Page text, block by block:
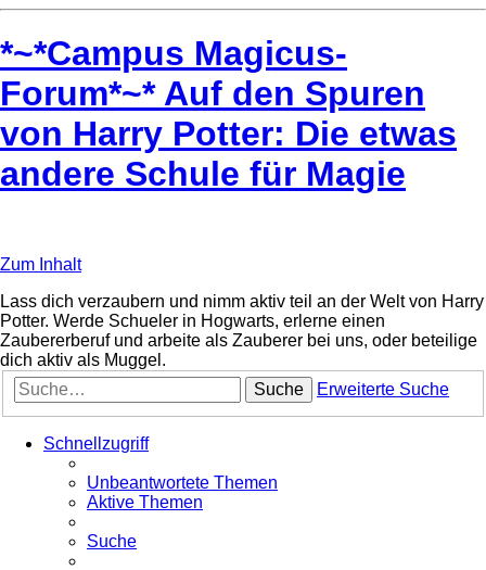
*~*Campus Magicus-
Forum*~* Auf den Spuren
von Harry Potter: Die etwas
andere Schule für Magie
Zum Inhalt
Lass dich verzaubern und nimm aktiv teil an der Welt von Harry
Potter. Werde Schueler in Hogwarts, erlerne einen
Zaubererberuf und arbeite als Zauberer bei uns, oder beteilige
dich aktiv als Muggel.
Suche
Erweiterte Suche
Schnellzugriff
Unbeantwortete Themen
Aktive Themen
Suche